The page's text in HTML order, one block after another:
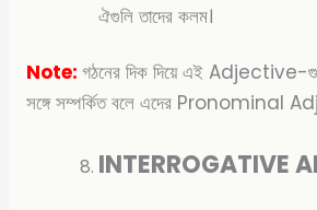
ঐগুলি তাদের কলম।
Note: গঠনের দিক দিয়ে এই
সঙ্গে সম্পর্কিত বলে এদের Pronominal
INTERROGATIVE